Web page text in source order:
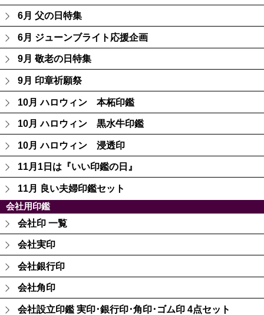
6月 父の日特集
6月 ジューンブライト応援企画
9月 敬老の日特集
9月 印章祈願祭
10月 ハロウィン 本柘印鑑
10月 ハロウィン 黒水牛印鑑
10月 ハロウィン 浸透印
11月1日は『いい印鑑の日』
11月 良い夫婦印鑑セット
会社用印鑑
会社印 一覧
会社実印
会社銀行印
会社角印
会社設立印鑑 実印･銀行印･角印･ゴム印 4点セット